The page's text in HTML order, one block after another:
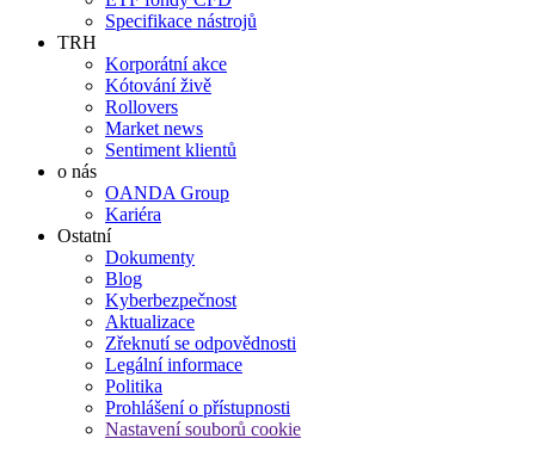
Specifikace nástrojů
TRH
Korporátní akce
Kótování živě
Rollovers
Market news
Sentiment klientů
o nás
OANDA Group
Kariéra
Ostatní
Dokumenty
Blog
Kyberbezpečnost
Aktualizace
Zřeknutí se odpovědnosti
Legální informace
Politika
Prohlášení o přístupnosti
Nastavení souborů cookie